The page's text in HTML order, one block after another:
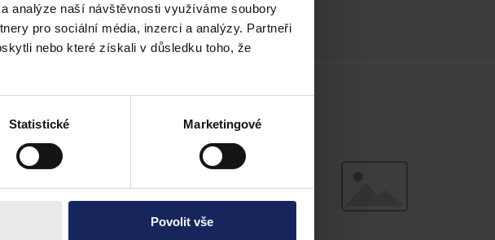
analýze naší návštěvnosti využíváme soubory
pro sociální média, inzerci a analýzy. Partneři
nebo které získali v důsledku toho, že
Statistické Marketingové
Povolit vše